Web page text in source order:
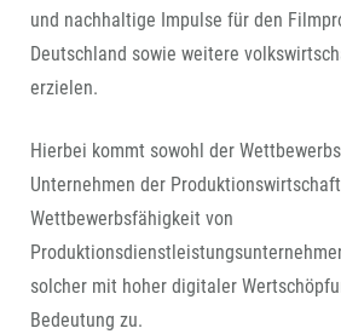
und nachhaltige Impulse für den
Deutschland sowie weitere
erzielen.
Hierbei kommt sowohl der
Unternehmen der
Wettbewerbsfähigkeit von
solcher mit hoher digitaler
Bedeutung zu.